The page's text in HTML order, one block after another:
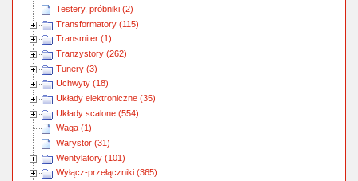
Testery, próbniki (2)
Transformatory (115)
Transmiter (1)
Tranzystory (262)
Tunery (3)
Uchwyty (18)
Układy elektroniczne (35)
Układy scalone (554)
Waga (1)
Warystor (31)
Wentylatory (101)
Wyłącz-przełączniki (365)